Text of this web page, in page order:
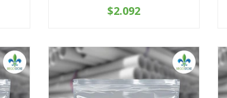
+
$2.092